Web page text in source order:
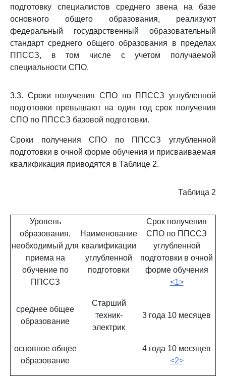
подготовку специалистов среднего звена на базе
основного общего образования, реализуют
федеральный государственный образовательный
стандарт среднего общего образования в пределах
ППССЗ, в том числе с учетом получаемой
специальности СПО.
3.3. Сроки получения СПО по ППССЗ углубленной
подготовки превышают на один год срок получения
СПО по ППССЗ базовой подготовки.
Сроки получения СПО по ППССЗ углубленной
подготовки в очной форме обучения и присваиваемая
квалификация приводятся в Таблице 2.
Таблица 2
Уровень
образования,
необходимый для
приема на
обучение по
ППССЗ
Наименование
квалификации
углубленной
подготовки
Срок получения
СПО по ППССЗ
углубленной
подготовки в очной
форме обучения
<1>
среднее общее
образование
Старший
техник-
электрик
3 года 10 месяцев
основное общее
образование
4 года 10 месяцев
<2>